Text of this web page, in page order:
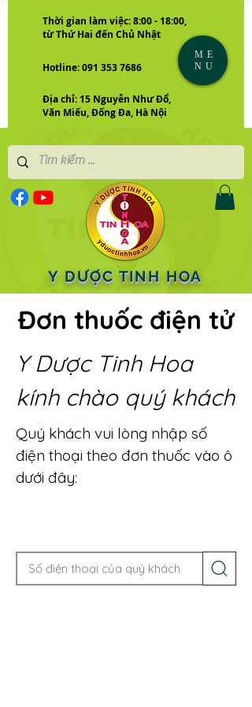
Thời gian làm việc: 8:00 - 18:00,
từ Thứ Hai đến Chủ Nhật
Hotline: 091 353 7686
Địa chỉ: 15 Nguyễn Như Đổ,
Văn Miếu, Đống Đa, Hà Nội
Y DƯỢC TINH HOA
ME
NU
Đơn thuốc điện tử
Y Dược Tinh Hoa
kính chào quý khách
Quý khách vui lòng nhập số
điện thoại theo đơn thuốc vào ô
dưới đây: